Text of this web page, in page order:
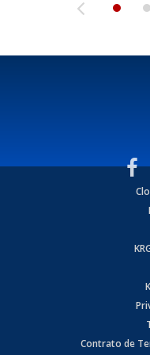
Contrato de